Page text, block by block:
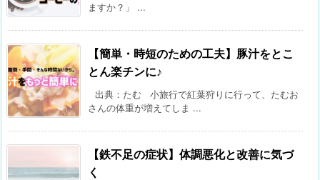
ますか？」 ...
【簡単・時短のための工夫】豚汁をとこ
とん楽チンに♪
出典：たむ 小旅行で紅葉狩りに行って、たむお
さんの体重が増えてしま ...
【鉄不足の症状】体調悪化と改善に気づ
く